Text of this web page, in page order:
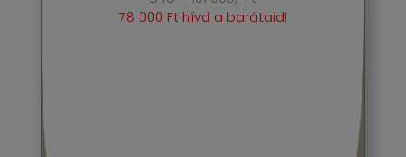
78 000 Ft hívd a barátaid!